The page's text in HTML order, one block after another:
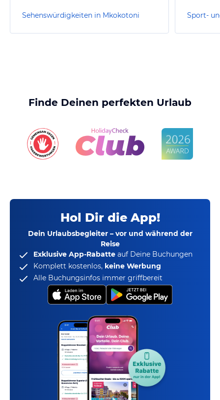
Sehenswürdigkeiten in Mkokotoni
Finde Deinen perfekten Urlaub
Hol Dir die App!
Dein Urlaubsbegleiter – vor und während der
Reise
Exklusive App-Rabatte auf Deine Buchungen
Komplett kostenlos, keine Werbung
Alle Buchungsinfos immer griffbereit